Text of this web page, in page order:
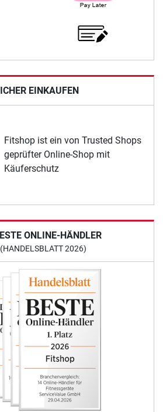
EINKAUFEN
Fitshop ist ein von Trusted Shops
geprüfter Online-Shop mit
Käuferschutz
ONLINE-HÄNDLER
2026)